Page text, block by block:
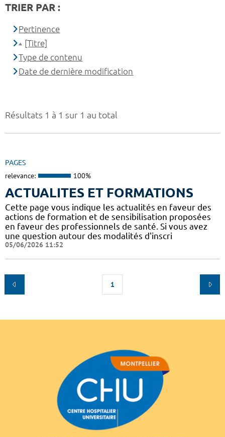
Résultats 1 à 1 sur 1 au total
PAGES
relevance: 100%
ACTUALITES ET FORMATIONS
Cette page vous indique les actualités en faveur des
actions de formation et de sensibilisation proposées
en faveur des professionnels de santé. Si vous avez
une question autour des modalités d'inscri
05/06/2026 11:52
1
TRIER PAR :
Pertinence
[Titre]
Type de contenu
Date de dernière modification